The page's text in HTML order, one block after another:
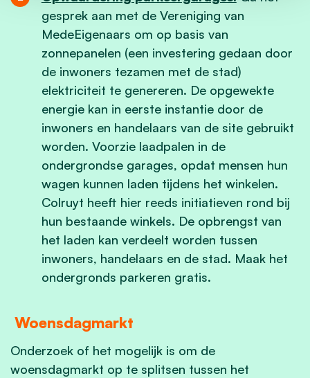
gesprek aan met de Vereniging van
MedeEigenaars om op basis van
zonnepanelen (een investering gedaan door
de inwoners tezamen met de stad)
elektriciteit te genereren. De opgewekte
energie kan in eerste instantie door de
inwoners en handelaars van de site gebruikt
worden. Voorzie laadpalen in de
ondergrondse garages, opdat mensen hun
wagen kunnen laden tijdens het winkelen.
Colruyt heeft hier reeds initiatieven rond bij
hun bestaande winkels. De opbrengst van
het laden kan verdeelt worden tussen
inwoners, handelaars en de stad. Maak het
ondergronds parkeren gratis.
Woensdagmarkt
Onderzoek of het mogelijk is om de
woensdagmarkt op te splitsen tussen het